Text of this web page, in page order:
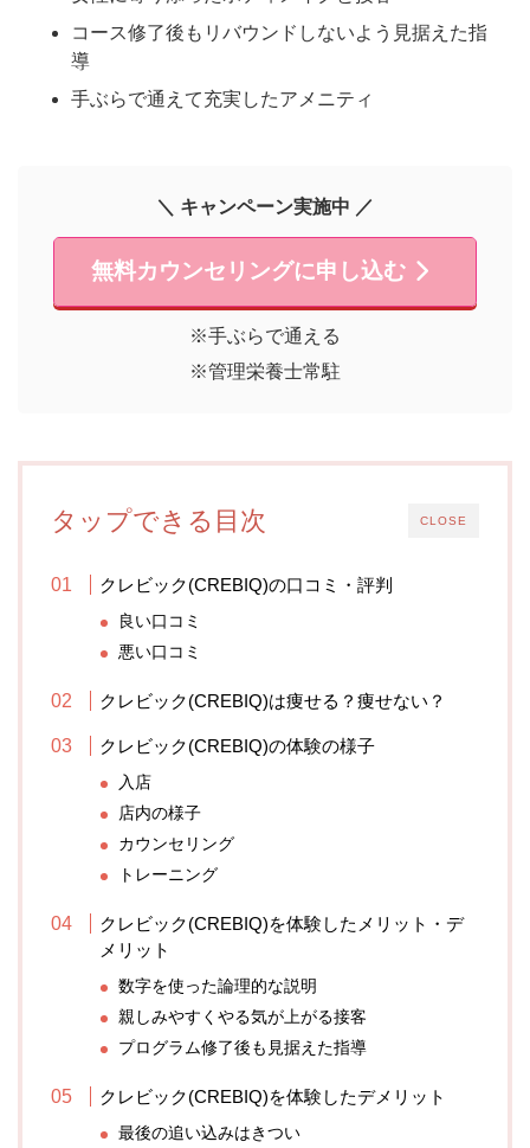
コース修了後もリバウンドしないよう見据えた指
導
手ぶらで通えて充実したアメニティ
＼ キャンペーン実施中 ／
無料カウンセリングに申し込む
※手ぶらで通える
※管理栄養士常駐
CLOSE
タップできる目次
クレビック(CREBIQ)の口コミ・評判
良い口コミ
悪い口コミ
クレビック(CREBIQ)は痩せる？痩せない？
クレビック(CREBIQ)の体験の様子
入店
店内の様子
カウンセリング
トレーニング
クレビック(CREBIQ)を体験したメリット・デ
メリット
数字を使った論理的な説明
親しみやすくやる気が上がる接客
プログラム修了後も見据えた指導
クレビック(CREBIQ)を体験したデメリット
最後の追い込みはきつい